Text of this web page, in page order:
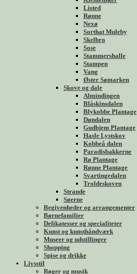
Listed
Rønne
Nexø
Sorthat Muleby
Skelbro
Sose
Stammershalle
Stampen
Vang
Øster Sømarken
Skove og dale
Almindingen
Blåskinsdalen
Blykobbe Plantage
Døndalen
Gudhjem Plantage
Hasle Lystskov
Kobbeå dalen
Paradisbakkerne
Rø Plantage
Rønne Plantage
Svartingedalen
Troldeskoven
Strande
Søerne
Begivenheder og arrangementer
Børnefamilier
Delikatesser og specialiteter
Kunst og kunsthåndværk
Museer og udstillinger
Shopping
Spise og drikke
Livsstil
Bøger og musik